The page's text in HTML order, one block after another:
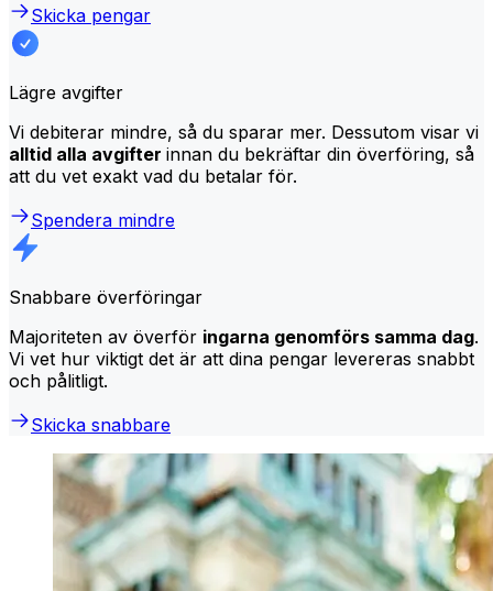
Skicka pengar
Lägre avgifter
Vi debiterar mindre, så du sparar mer. Dessutom visar vi
alltid alla avgifter innan du bekräftar din överföring, så
att du vet exakt vad du betalar för.
Spendera mindre
Snabbare överföringar
Majoriteten av överför ingarna genomförs samma dag.
Vi vet hur viktigt det är att dina pengar levereras snabbt
och pålitligt.
Skicka snabbare